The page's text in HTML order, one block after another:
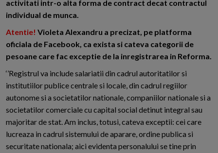
activitati intr-o alta forma de contract decat contractul
individual de munca.
Atentie! Violeta Alexandru a precizat, pe platforma
oficiala de Facebook, ca exista si cateva categorii de
pesoane care fac exceptie de la inregistrarea in Reforma.
‘’Registrul va include salariatii din cadrul autoritatilor si
institutiilor publice centrale si locale, din cadrul regiilor
autonome si a societatilor nationale, companiilor nationale si a
societatilor comerciale cu capital social detinut integral sau
majoritar de stat. Am inclus, totusi, cateva exceptii: cei care
lucreaza in cadrul sistemului de aparare, ordine publica si
securitate nationala; aici evidenta personalului se tine prin